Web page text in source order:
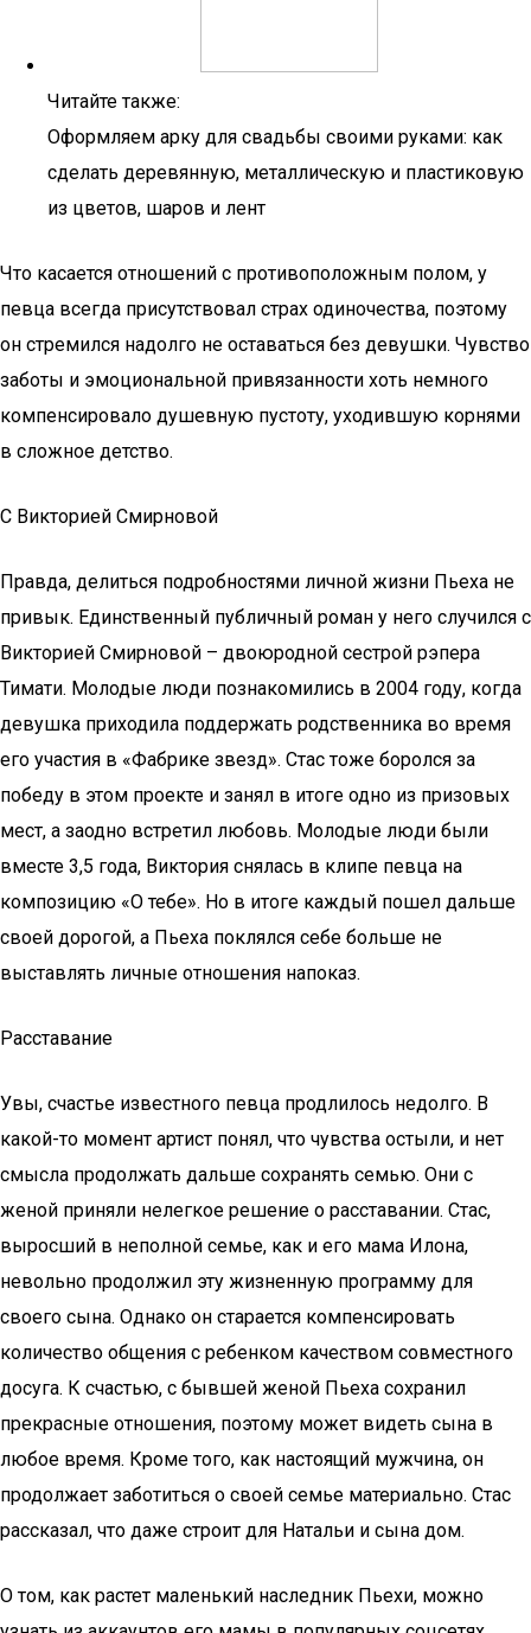
Читайте также:
Оформляем арку для свадьбы своими руками: как
сделать деревянную, металлическую и пластиковую
из цветов, шаров и лент
Что касается отношений с противоположным полом, у
певца всегда присутствовал страх одиночества, поэтому
он стремился надолго не оставаться без девушки. Чувство
заботы и эмоциональной привязанности хоть немного
компенсировало душевную пустоту, уходившую корнями
в сложное детство.
С Викторией Смирновой
Правда, делиться подробностями личной жизни Пьеха не
привык. Единственный публичный роман у него случился с
Викторией Смирновой – двоюродной сестрой рэпера
Тимати. Молодые люди познакомились в 2004 году, когда
девушка приходила поддержать родственника во время
его участия в «Фабрике звезд». Стас тоже боролся за
победу в этом проекте и занял в итоге одно из призовых
мест, а заодно встретил любовь. Молодые люди были
вместе 3,5 года, Виктория снялась в клипе певца на
композицию «О тебе». Но в итоге каждый пошел дальше
своей дорогой, а Пьеха поклялся себе больше не
выставлять личные отношения напоказ.
Расставание
Увы, счастье известного певца продлилось недолго. В
какой-то момент артист понял, что чувства остыли, и нет
смысла продолжать дальше сохранять семью. Они с
женой приняли нелегкое решение о расставании. Стас,
выросший в неполной семье, как и его мама Илона,
невольно продолжил эту жизненную программу для
своего сына. Однако он старается компенсировать
количество общения с ребенком качеством совместного
досуга. К счастью, с бывшей женой Пьеха сохранил
прекрасные отношения, поэтому может видеть сына в
любое время. Кроме того, как настоящий мужчина, он
продолжает заботиться о своей семье материально. Стас
рассказал, что даже строит для Натальи и сына дом.
О том, как растет маленький наследник Пьехи, можно